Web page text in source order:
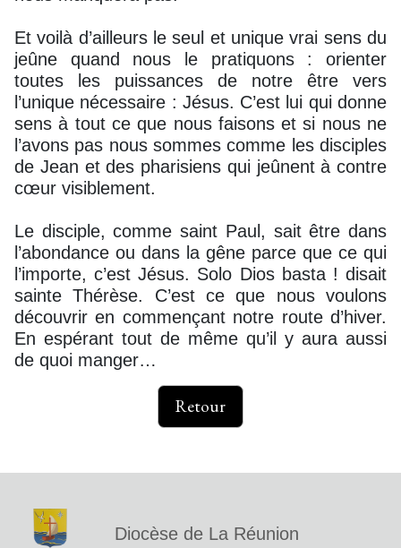
Et voilà d’ailleurs le seul et unique vrai sens du
jeûne quand nous le pratiquons : orienter
toutes les puissances de notre être vers
l’unique nécessaire : Jésus. C’est lui qui donne
sens à tout ce que nous faisons et si nous ne
l’avons pas nous sommes comme les disciples
de Jean et des pharisiens qui jeûnent à contre
cœur visiblement.
Le disciple, comme saint Paul, sait être dans
l’abondance ou dans la gêne parce que ce qui
l’importe, c’est Jésus. Solo Dios basta ! disait
sainte Thérèse. C’est ce que nous voulons
découvrir en commençant notre route d’hiver.
En espérant tout de même qu’il y aura aussi
de quoi manger…
Retour
Diocèse de La Réunion